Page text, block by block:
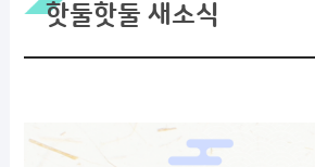
핫둘핫둘 새소식